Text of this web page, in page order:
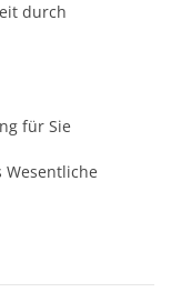
durch
für Sie